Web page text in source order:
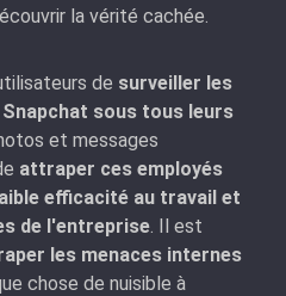
la vérité cachée.
de surveiller les
sous tous leurs
et messages
attraper ces employés
efficacité au travail et
de l'entreprise. Il est
les menaces internes
chose de nuisible à